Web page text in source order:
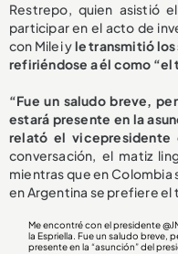
Restrepo, quien asistió
participar en el acto de
con Milei yle transmitió los
refiriéndose a él como “el
“Fue un saludo breve,
estará presente en la
relató el vicepresidente
conversación, el matiz
mientras que en Colombia
en Argentina se prefiere el
Me encontré con el presidente
la Espriella. Fue un saludo breve,
presente en la “asunción” del